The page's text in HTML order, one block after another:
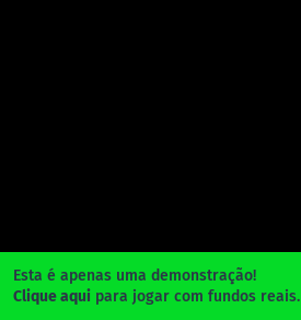
Esta é apenas uma demonstração!
Clique aqui para jogar com fundos reais.